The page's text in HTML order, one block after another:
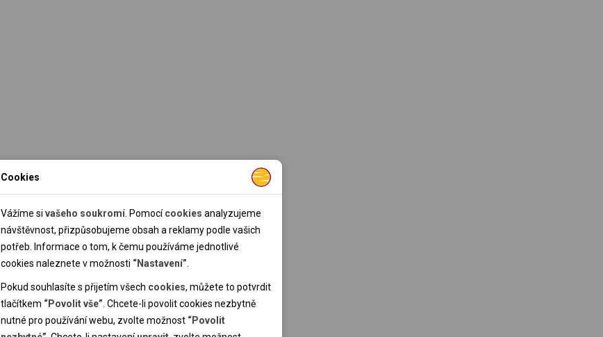
Cookies
Vážíme si vašeho soukromí . Pomocícookies analyzujeme
návštěvnost, přizpůsobujeme obsah a reklamy podle vašich
potřeb. Informace o tom, k čemu používáme jednotlivé
cookies naleznete v možnosti “Nastavení”
Pokud souhlasíte s přijetím všech cookies, můžete to potvrdit
tlačítkem “Povolit vše” . Chcete-li povolit cookies nezbytně
nutné pro používání webu, zvolte možnost “Povolit
Nutné cookies pomáhají, aby byla webová stránka použitelná
tak, že umožní základní funkce jako navigace stránky a
přístup k zabezpečeným sekcím webové stránky. Webová
stránka nemůže správně fungovat bez těchto cookies.
Analytické cookies
Pomocí analytických cookies můžeme měřit návštěvnost